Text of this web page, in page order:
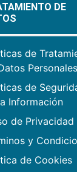
DE
de
Personales
de
Información
de Privacidad
y
de Cookies